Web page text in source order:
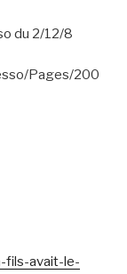
du 2/12/8
Pages/200
fils-avait-le-